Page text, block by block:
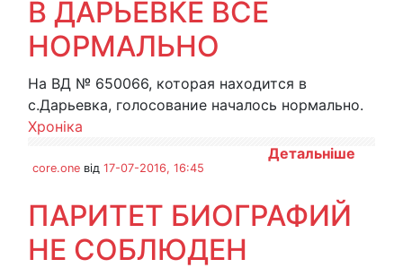
В ДАРЬЕВКЕ ВСЕ
НОРМАЛЬНО
На ВД № 650066, которая находится в
с.Дарьевка, голосование началось нормально.
Хроніка
Детальніше
core.one від 17-07-2016, 16:45
ПАРИТЕТ БИОГРАФИЙ
НЕ СОБЛЮДЕН